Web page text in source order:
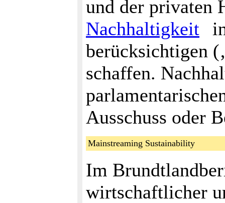
und der privaten
Nachhaltigkeit
berücksichtigen
schaffen.
Ausschuss oder
Mainstreaming Sustainability
Im
wirtschaftlicher